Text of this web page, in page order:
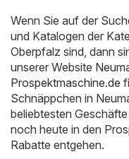
Wenn Sie auf der
und Katalogen der
Oberpfalz sind, dann
unserer Website
Prospektmaschine.de
Schnäppchen in
beliebtesten
noch heute in den
Rabatte entgehen.